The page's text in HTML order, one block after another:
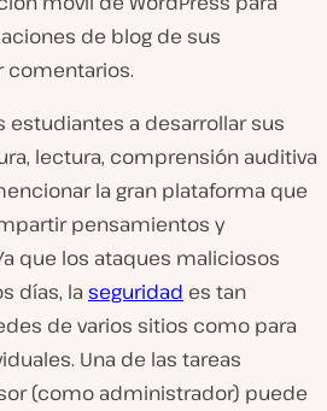
de blog de sus
comentarios.
estudiantes a desarrollar sus
lectura, comprensión auditiva
la gran plataforma que
pensamientos y
que los ataques maliciosos
días, la seguridad es tan
de varios sitios como para
Una de las tareas
(como administrador) puede